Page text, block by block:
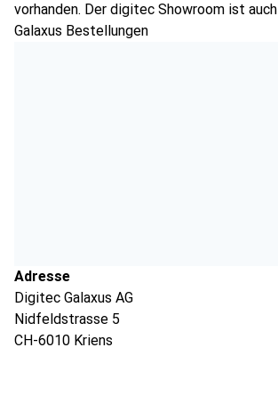
vorhanden. Der digitec Showroom ist
Galaxus Bestellungen
Adresse
Digitec Galaxus AG
Nidfeldstrasse 5
CH-6010 Kriens